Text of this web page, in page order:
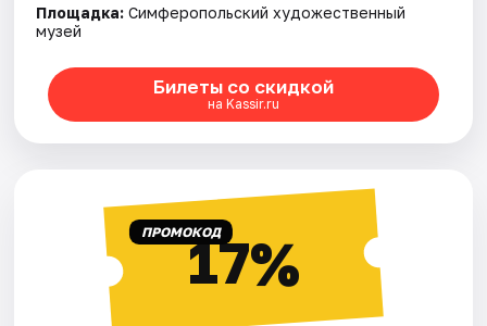
Площадка: Симферопольский художественный
музей
Билеты со скидкой
на Kassir.ru
ПРОМОКОД17%